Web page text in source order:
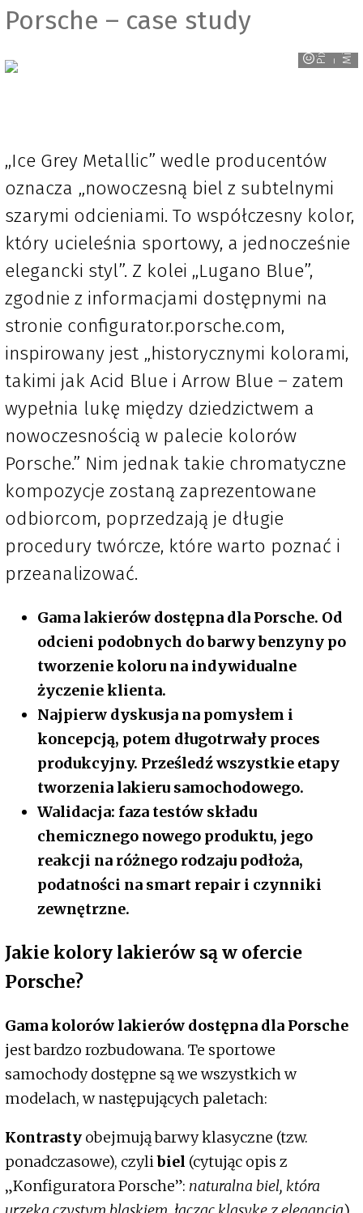
Porsche – case study
i
x
a
b
a
y
M
i
d
J
o
u
r
n
e
,,Ice Grey Metallic” wedle producentów
oznacza „nowoczesną biel z subtelnymi
szarymi odcieniami. To współczesny kolor,
który ucieleśnia sportowy, a jednocześnie
elegancki styl”. Z kolei ,,Lugano Blue”,
zgodnie z informacjami dostępnymi na
stronie configurator.porsche.com,
inspirowany jest „historycznymi kolorami,
takimi jak Acid Blue i Arrow Blue – zatem
wypełnia lukę między dziedzictwem a
nowoczesnością w palecie kolorów
Porsche.” Nim jednak takie chromatyczne
kompozycje zostaną zaprezentowane
odbiorcom, poprzedzają je długie
procedury twórcze, które warto poznać i
przeanalizować.
Gama lakierów dostępna dla Porsche. Od
odcieni podobnych do barwy benzyny po
tworzenie koloru na indywidualne
życzenie klienta.
Najpierw dyskusja na pomysłem i
koncepcją, potem długotrwały proces
produkcyjny. Prześledź wszystkie etapy
tworzenia lakieru samochodowego.
Walidacja: faza testów składu
chemicznego nowego produktu, jego
reakcji na różnego rodzaju podłoża,
podatności na smart repair i czynniki
zewnętrzne.
Jakie kolory lakierów są w ofercie
Porsche?
Gama kolorów lakierów dostępna dla Porsche
jest bardzo rozbudowana. Te sportowe
samochody dostępne są we wszystkich w
modelach, w następujących paletach:
Kontrasty obejmują barwy klasyczne (tzw.
ponadczasowe), czylibiel (cytując opis z
„Konfiguratora Porsche”: naturalna biel, która